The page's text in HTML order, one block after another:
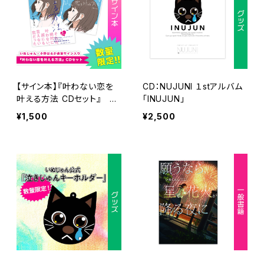
【サイン本】『叶わない恋を
叶える方法 CDセット』 い
ぬじゅん、小野はるか
¥1,500
CD：NUJUNI １stアルバム
「INUJUN」
¥2,500